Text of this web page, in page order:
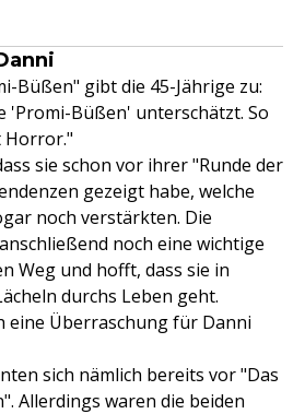
Büßen" gibt die 45-Jährige zu:
'Promi-Büßen' unterschätzt. So
Horror."
sie schon vor ihrer "Runde der
gezeigt habe, welche
noch verstärkten. Die
noch eine wichtige
Weg und hofft, dass sie in
durchs Leben geht.
eine Überraschung für Danni
sich nämlich bereits vor "Das
Allerdings waren die beiden